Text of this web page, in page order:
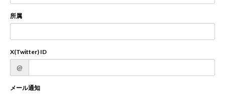
所属
X(Twitter) ID
@
メール通知